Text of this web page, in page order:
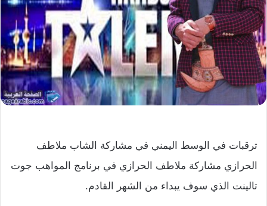
ترقبات في الوسط اليمني في مشاركة الشاب ملاطف
الحرازي مشاركة ملاطف الحرازي في برنامج المواهب جوت
تالينت الذي سوف يبداء من الشهر القادم.